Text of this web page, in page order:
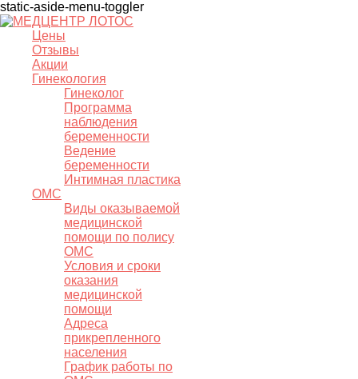
static-aside-menu-toggler
Цены
Отзывы
Акции
Гинекология
Гинеколог
Программа
наблюдения
беременности
Ведение
беременности
Интимная пластика
ОМС
Виды оказываемой
медицинской
помощи по полису
ОМС
Условия и сроки
оказания
медицинской
помощи
Адреса
прикрепленного
населения
График работы по